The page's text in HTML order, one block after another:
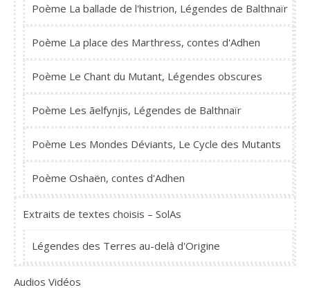
Poème La ballade de l'histrion, Légendes de Balthnaïr
Poème La place des Marthress, contes d'Adhen
Poème Le Chant du Mutant, Légendes obscures
Poème Les ãelfynjis, Légendes de Balthnaïr
Poème Les Mondes Déviants, Le Cycle des Mutants
Poème Oshaën, contes d'Adhen
Extraits de textes choisis – SolAs
Légendes des Terres au-delà d'Origine
Audios Vidéos